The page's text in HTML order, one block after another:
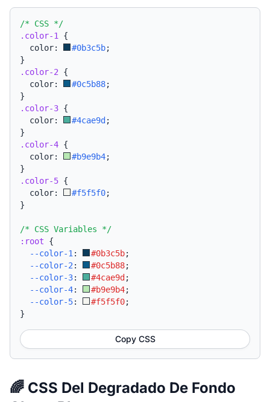
/* CSS */
.color-1
{
  color:
#0b3c5b;
}
.color-2 {
  color:
#0c5b88;
}
.color-3 {
  color:
#4cae9d ;
}
.color-4 {
  color:
#b9e9b4;
}
.color-5 {
  color:
#f5f5f0;
}
/* CSS Variables */
:root {
--color-1 : #0b3c5b;
--color-2 : #0c5b88;
--color-3: #4cae9d ;
--color-4: #b9e9b4;
--color-5: #f5f5f0;
}
Copy CSS
🌈 CSS Del Degradado De Fondo